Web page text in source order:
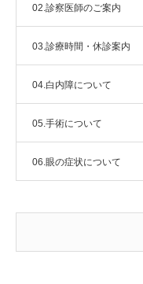
02.診察医師のご案内
03.診療時間・休診案内
04.白内障について
05.手術について
06.眼の症状について